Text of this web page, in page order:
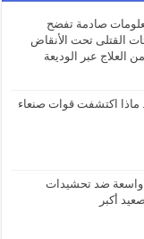
صادمة تفضح
القتلى تحت الأنقاض
العلاج عبر الوديعة
ماذا اكتشفت قوات صنعاء
واسعة ضد تحشيدات
أكبر